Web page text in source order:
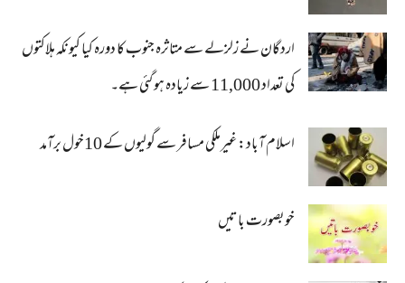
اردگان نے زلزلے سے متاثرہ جنوب کا دورہ کیا کیونکہ ہلاکتوں
کی تعداد 11,000 سے زیادہ ہو گئی ہے۔
اسلام آباد: غیرملکی مسافر سے گولیوں کے 10خول برآمد
خوبصورت باتیں